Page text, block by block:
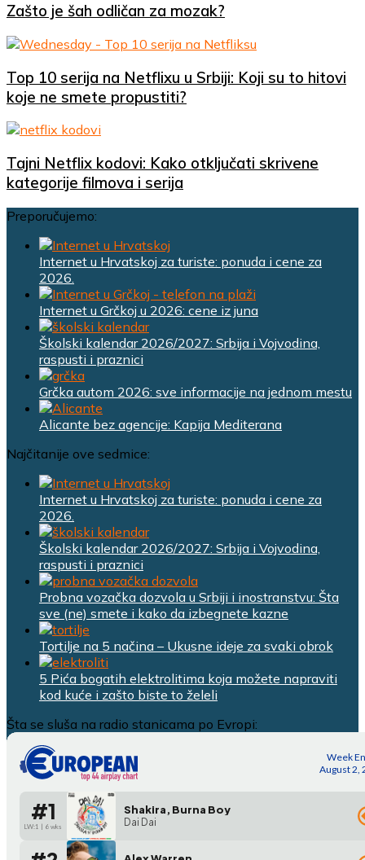
Zašto je šah odličan za mozak?
Top 10 serija na Netflixu u Srbiji: Koji su to hitovi
koje ne smete propustiti?
Tajni Netflix kodovi: Kako otključati skrivene
kategorije filmova i serija
Preporučujemo:
Internet u Hrvatskoj za turiste: ponuda i cene za
2026.
Internet u Grčkoj u 2026: cene iz juna
Školski kalendar 2026/2027: Srbija i Vojvodina,
raspusti i praznici
Grčka autom 2026: sve informacije na jednom mestu
Alicante bez agencije: Kapija Mediterana
Najčitanije ove sedmice:
Internet u Hrvatskoj za turiste: ponuda i cene za
2026.
Školski kalendar 2026/2027: Srbija i Vojvodina,
raspusti i praznici
Probna vozačka dozvola u Srbiji i inostranstvu: Šta
sve (ne) smete i kako da izbegnete kazne
Tortilje na 5 načina – Ukusne ideje za svaki obrok
5 Pića bogatih elektrolitima koja možete napraviti
kod kuće i zašto biste to želeli
Šta se sluša na radio stanicama po Evropi: